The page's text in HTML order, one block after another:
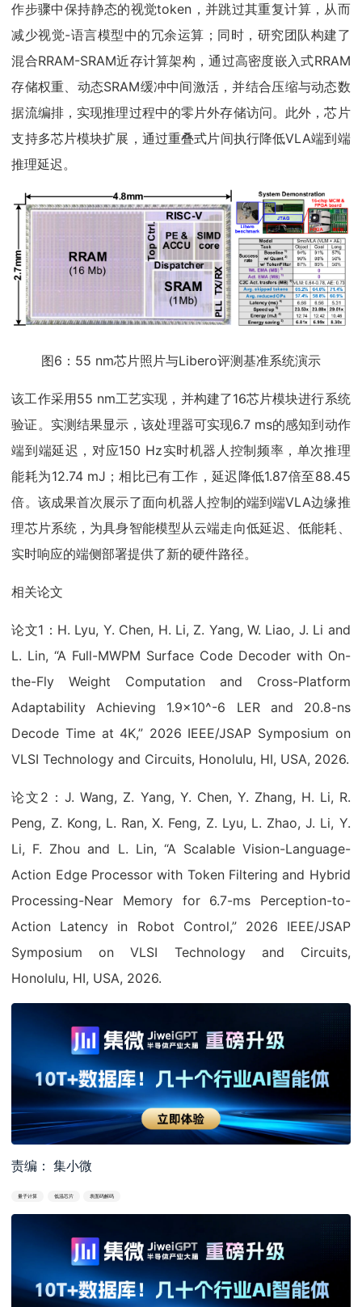
作步骤中保持静态的视觉token，并跳过其重复计算，从而
减少视觉-语言模型中的冗余运算；同时，研究团队构建了
混合RRAM-SRAM近存计算架构，通过高密度嵌入式RRAM
存储权重、动态SRAM缓冲中间激活，并结合压缩与动态数
据流编排，实现推理过程中的零片外存储访问。此外，芯片
支持多芯片模块扩展，通过重叠式片间执行降低VLA端到端
推理延迟。
图6：55 nm芯片照片与Libero评测基准系统演示
该工作采用55 nm工艺实现，并构建了16芯片模块进行系统
验证。实测结果显示，该处理器可实现6.7 ms的感知到动作
端到端延迟，对应150 Hz实时机器人控制频率，单次推理
能耗为12.74 mJ；相比已有工作，延迟降低1.87倍至88.45
倍。该成果首次展示了面向机器人控制的端到端VLA边缘推
理芯片系统，为具身智能模型从云端走向低延迟、低能耗、
实时响应的端侧部署提供了新的硬件路径。
相关论文
论文1：H. Lyu, Y. Chen, H. Li, Z. Yang, W. Liao, J. Li and
L. Lin, “A Full-MWPM Surface Code Decoder with On-
the-Fly Weight Computation and Cross-Platform
Adaptability Achieving 1.9×10^-6 LER and 20.8-ns
Decode Time at 4K,” 2026 IEEE/JSAP Symposium on
VLSI Technology and Circuits, Honolulu, HI, USA, 2026.
论文2：J. Wang, Z. Yang, Y. Chen, Y. Zhang, H. Li, R.
Peng, Z. Kong, L. Ran, X. Feng, Z. Lyu, L. Zhao, J. Li, Y.
Li, F. Zhou and L. Lin, “A Scalable Vision-Language-
Action Edge Processor with Token Filtering and Hybrid
Processing-Near Memory for 6.7-ms Perception-to-
Action Latency in Robot Control,” 2026 IEEE/JSAP
Symposium on VLSI Technology and Circuits,
Honolulu, HI, USA, 2026.
责编： 集小微
量子计算 低温芯片 表面码解码